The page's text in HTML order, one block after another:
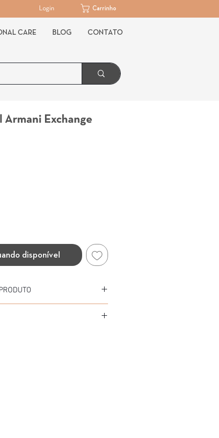
Login Carrinho
CARE BLOG CONTATO
Armani Exchange
disponível